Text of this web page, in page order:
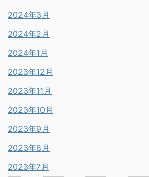
2024年3月
2024年2月
2024年1月
2023年12月
2023年11月
2023年10月
2023年9月
2023年8月
2023年7月